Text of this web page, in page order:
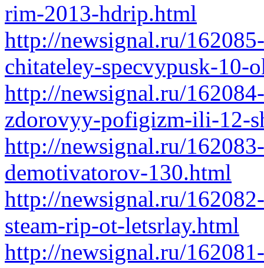
rim-2013-hdrip.html
http://newsignal.ru/
chitateley-specvypusk-10-
http://newsignal.ru/
zdorovyy-pofigizm-ili-12-
http://newsignal.ru/
demotivatorov-130.html
http://newsignal.ru/
steam-rip-ot-letsrlay.html
http://newsignal.ru/